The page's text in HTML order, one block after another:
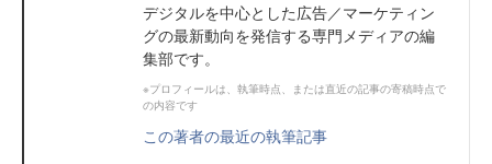
デジタルを中心とした広告／マーケティン
グの最新動向を発信する専門メディアの編
集部です。
※プロフィールは、執筆時点、または直近の記事の寄稿時点で
の内容です
この著者の最近の執筆記事